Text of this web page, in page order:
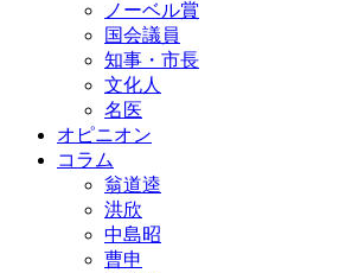
ノーベル賞
国会議員
知事・市長
文化人
名医
オピニオン
コラム
翁道逵
洪欣
中島昭
曹申